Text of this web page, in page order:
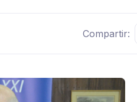
Compartir: